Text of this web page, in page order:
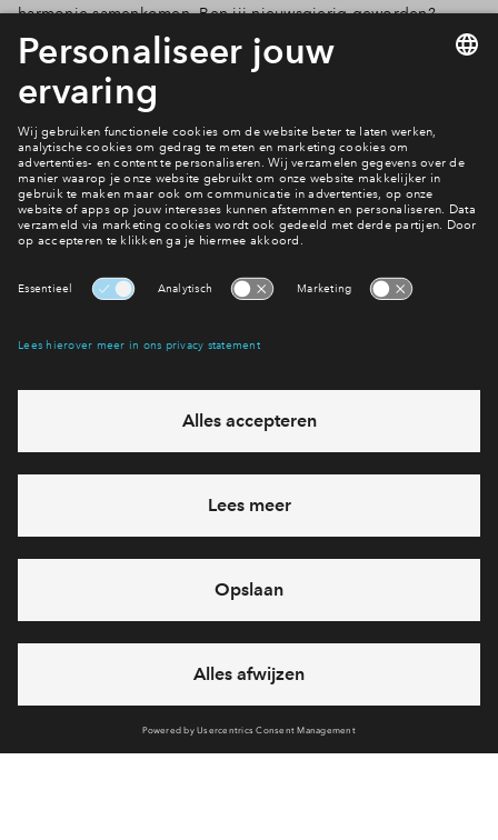
harmonie samenkomen. Ben jij nieuwsgierig geworden?
Bekijk snel het woningaanbod en meld je aan!
Naar woningaanbod
Lees over de bereikbaarheid
Meer weten over De Dorpstuin?
eventuele projecten
Ja, ik wil mij aanmelden
712 21 38
6 dagen per week beschikbaar (behalve tijdens
feestdagen)
vandaag van 09:00 - 18:00 uur